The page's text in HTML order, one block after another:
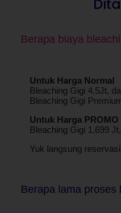
Berapa biaya
Untuk Harga Normal
Bleaching Gigi 4,5Jt,
Bleaching Gigi
Untuk Harga PROMO
Bleaching Gigi 1,699 Jt,
Yuk langsung
Berapa lama proses